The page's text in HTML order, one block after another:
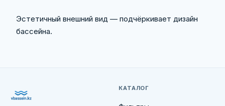
Эстетичный внешний вид — подчёркивает дизайн
бассейна.
КАТАЛОГ